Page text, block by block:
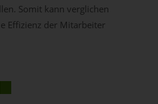
Somit kann verglichen
Effizienz der Mitarbeiter